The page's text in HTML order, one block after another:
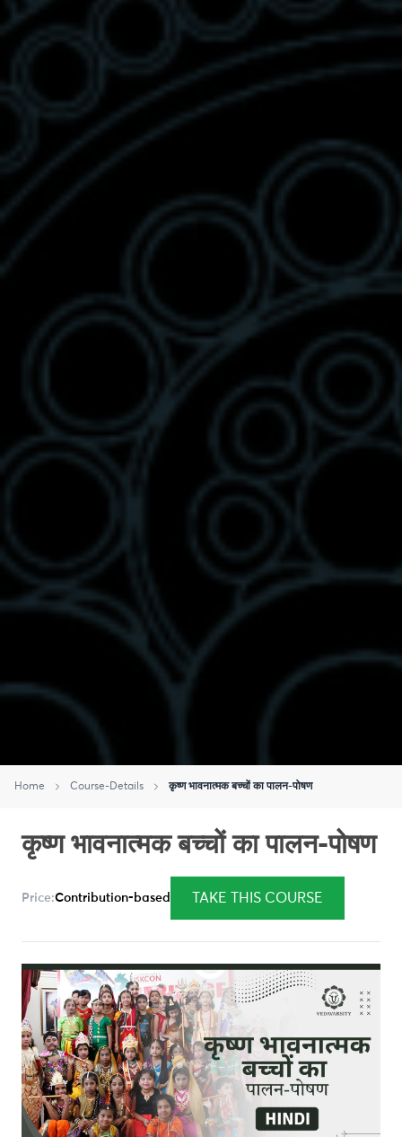
Home Course-Details कृष्ण भावनात्मक बच्चों का पालन-पोषण
कृष्ण भावनात्मक बच्चों का पालन-पोषण
Price:Contribution-based TAKE THIS COURSE